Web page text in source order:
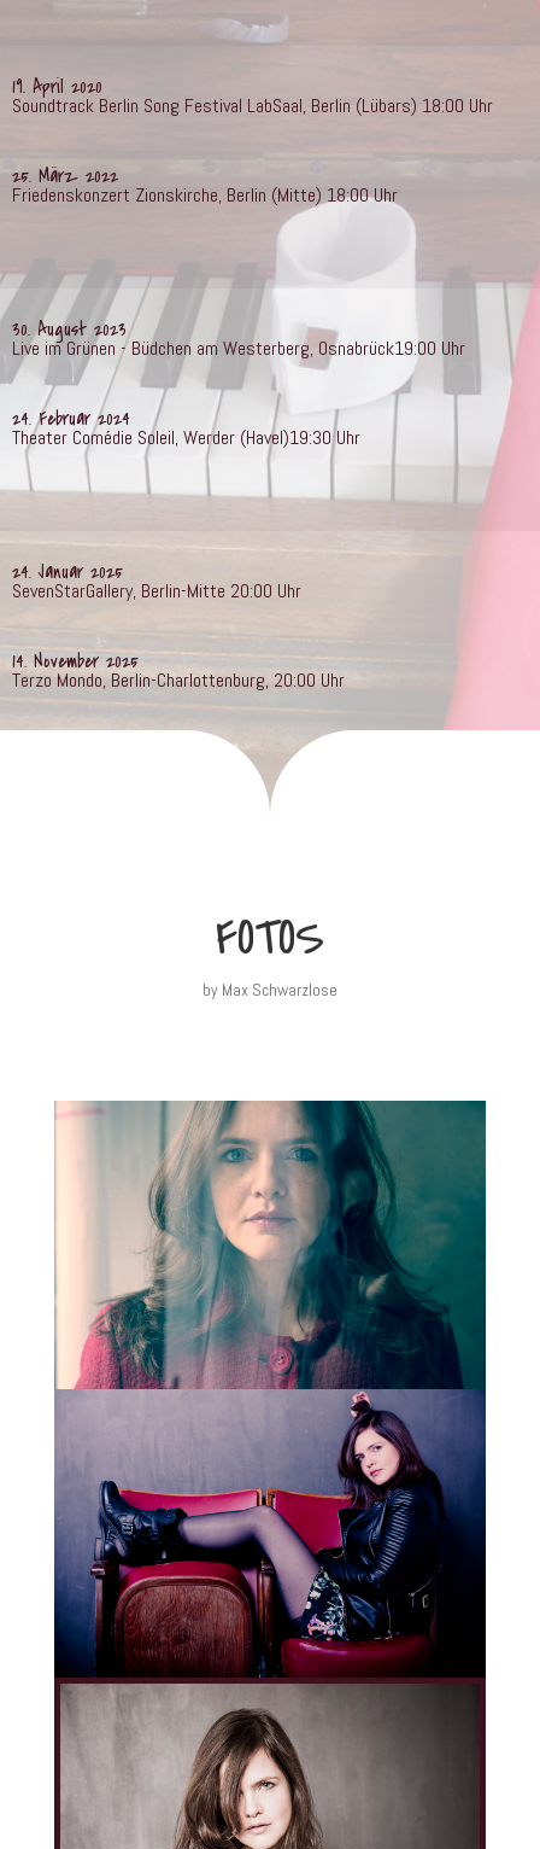
19. April 2020
Soundtrack Berlin Song Festival LabSaal, Berlin (Lübars) 18:00 Uhr
25. März 2022
Friedenskonzert Zionskirche, Berlin (Mitte) 18:00 Uhr
30. August 2023
Live im Grünen - Büdchen am Westerberg, Osnabrück19:00 Uhr
24. Februar 2024
Theater Comédie Soleil, Werder (Havel)19:30 Uhr
24. Januar 2025
SevenStarGallery, Berlin-Mitte 20:00 Uhr
14. November 2025
Terzo Mondo, Berlin-Charlottenburg, 20:00 Uhr
FOTOS
by Max Schwarzlose